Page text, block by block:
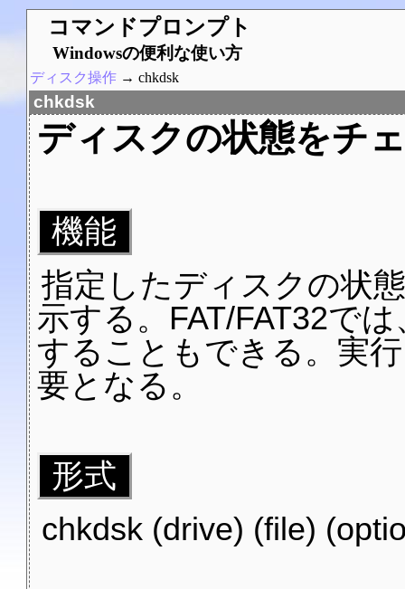
コマンドプロンプト
Windowsの便利な使い方
ディスク操作 → chkdsk
chkdsk
ディスクの状態をチ
機能
指定したディスクの状
示する。FAT/FAT32で
することもできる。実
要となる。
形式
chkdsk (drive) (file)